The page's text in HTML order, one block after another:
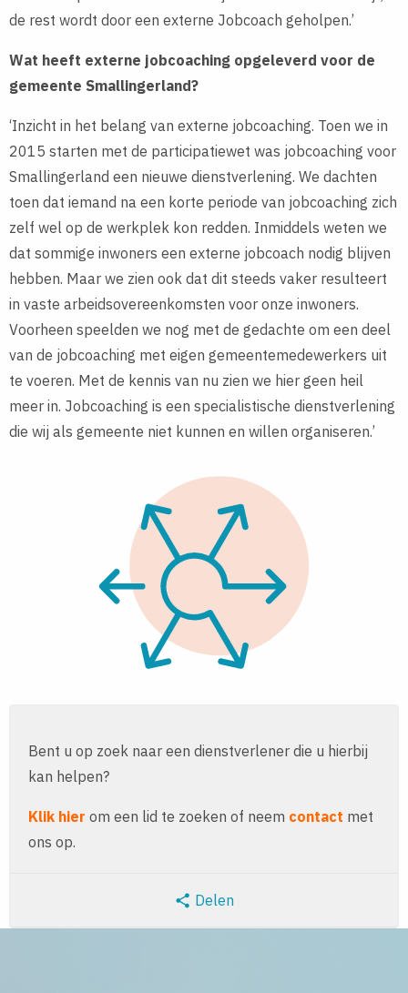
de rest wordt door een externe Jobcoach geholpen.’
Wat heeft externe jobcoaching opgeleverd voor de
gemeente Smallingerland?
‘Inzicht in het belang van externe jobcoaching. Toen we in
2015 starten met de participatiewet was jobcoaching voor
Smallingerland een nieuwe dienstverlening. We dachten
toen dat iemand na een korte periode van jobcoaching zich
zelf wel op de werkplek kon redden. Inmiddels weten we
dat sommige inwoners een externe jobcoach nodig blijven
hebben. Maar we zien ook dat dit steeds vaker resulteert
in vaste arbeidsovereenkomsten voor onze inwoners.
Voorheen speelden we nog met de gedachte om een deel
van de jobcoaching met eigen gemeentemedewerkers uit
te voeren. Met de kennis van nu zien we hier geen heil
meer in. Jobcoaching is een specialistische dienstverlening
die wij als gemeente niet kunnen en willen organiseren.’
Bent u op zoek naar een dienstverlener die u hierbij
kan helpen?
Klik hier om een lid te zoeken of neem contact met
ons op.
 Delen